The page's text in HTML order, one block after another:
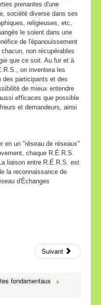
prenantes d'une
société diverse dans ses
religieuses, etc,
le soient dans une
de l'épanouissement
non récupérables
que ce soit. Au fur et à
on inventera les
des participants et des
de mieux entendre
efficaces que possible
et demandeurs, ainsi
en un "réseau de réseaux"
chaque R.É.R.S.
liaison entre R.É.R.S. est
la reconnaissance de
d'Échanges
Suivant
fondamentaux